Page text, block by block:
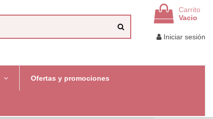
Carrito
Vacio
Iniciar sesión
Ofertas y promociones